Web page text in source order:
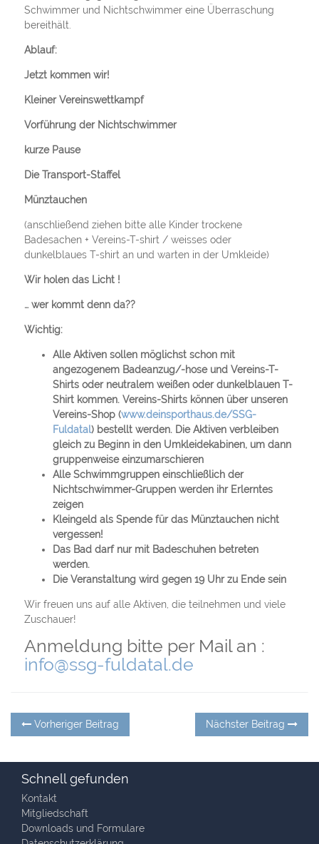
Schwimmer und Nichtschwimmer eine Überraschung
bereithält.
Ablauf:
Jetzt kommen wir!
Kleiner Vereinswettkampf
Vorführung der Nichtschwimmer
kurze Pause
Die Transport-Staffel
Münztauchen
(anschließend ziehen bitte alle Kinder trockene
Badesachen + Vereins-T-shirt / weisses oder
dunkelblaues T-shirt an und warten in der Umkleide)
Wir holen das Licht !
… wer kommt denn da??
Wichtig:
Alle Aktiven sollen möglichst schon mit
angezogenem Badeanzug/-hose und Vereins-T-
Shirts oder neutralem weißen oder dunkelblauen T-
Shirt kommen. Vereins-Shirts können über unseren
Vereins-Shop (www.deinsporthaus.de/SSG-
Fuldatal) bestellt werden. Die Aktiven verbleiben
gleich zu Beginn in den Umkleidekabinen, um dann
gruppenweise einzumarschieren
Alle Schwimmgruppen einschließlich der
Nichtschwimmer-Gruppen werden ihr Erlerntes
zeigen
Kleingeld als Spende für das Münztauchen nicht
vergessen!
Das Bad darf nur mit Badeschuhen betreten
werden.
Die Veranstaltung wird gegen 19 Uhr zu Ende sein
Wir freuen uns auf alle Aktiven, die teilnehmen und viele
Zuschauer!
Anmeldung bitte per Mail an :
info@ssg-fuldatal.de
Beitragsnavigation
Vorheriger Beitrag
Beitrag:
Nächster Beitrag
Schnell gefunden
Kontakt
Mitgliedschaft
Downloads und Formulare